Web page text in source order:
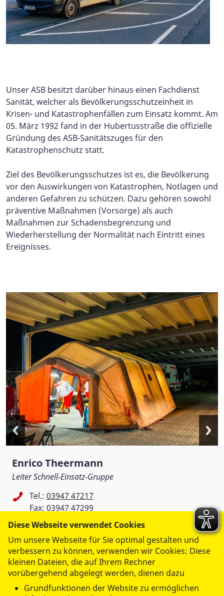
Unser ASB besitzt darüber hinaus einen Fachdienst
Sanität, welcher als Bevölkerungsschutzeinheit in
Krisen- und Katastrophenfällen zum Einsatz kommt. Am
05. März 1992 fand in der Hubertusstraße die offizielle
Gründung des ASB-Sanitätszuges für den
Katastrophenschutz statt.
Ziel des Bevölkerungsschutzes ist es, die Bevölkerung
vor den Auswirkungen von Katastrophen, Notlagen und
anderen Gefahren zu schützen. Dazu gehören sowohl
präventive Maßnahmen (Vorsorge) als auch
Maßnahmen zur Schadensbegrenzung und
Wiederherstellung der Normalität nach Eintritt eines
Ereignisses.
Enrico Theermann
Leiter Schnell-Einsatz-Gruppe
Tel.: 03947 47217
Fax: 03947 47299
e.theermann@asb-harzkreis.de
ASB RV Altkreis Quedlinburg e.V.
Karl-Marx-Straße 32
06502 Thale
Diese Webseite verwendet Cookies
Um unsere Webseite für Sie optimal gestalten und
verbessern zu können, verwenden wir Cookies: Diese
kleinen Dateien, die auf Ihrem Rechner
vorübergehend abgelegt werden, dienen dazu
Grundfunktionen der Website zu ermöglichen